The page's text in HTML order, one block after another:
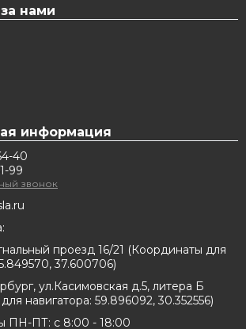
нами
информация
40
99
звонок
проезд 16/21 (Координаты для
37.600706)
ул.Касимовская д.5, литера Б
навигатора: 59.896092, 30.352556)
ПН-ПТ: с 8:00 - 18:00